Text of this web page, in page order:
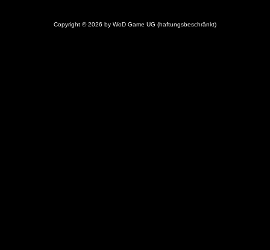
Copyright © 2026 by WoD Game UG (haftungsbeschränkt)